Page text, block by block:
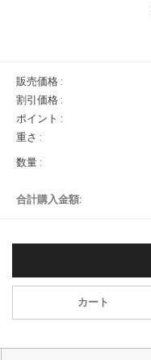
販売価格 :
割引価格 :
ポイント :
重さ :
数量 :
合計購入金額:
カート